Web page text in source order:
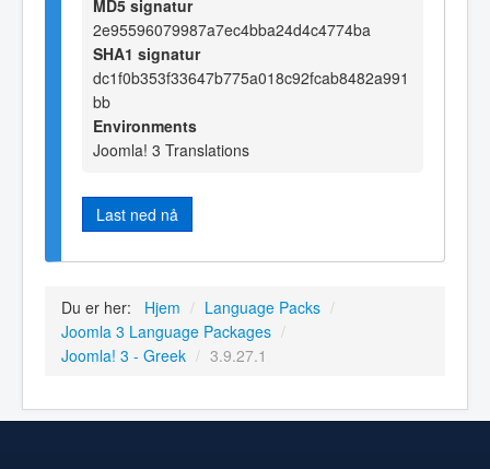
MD5 signatur
2e95596079987a7ec4bba24d4c4774ba
SHA1 signatur
dc1f0b353f33647b775a018c92fcab8482a991
bb
Environments
Joomla! 3 Translations
Last ned nå
Du er her: Hjem / Language Packs /
Joomla 3 Language Packages /
Joomla! 3 - Greek / 3.9.27.1